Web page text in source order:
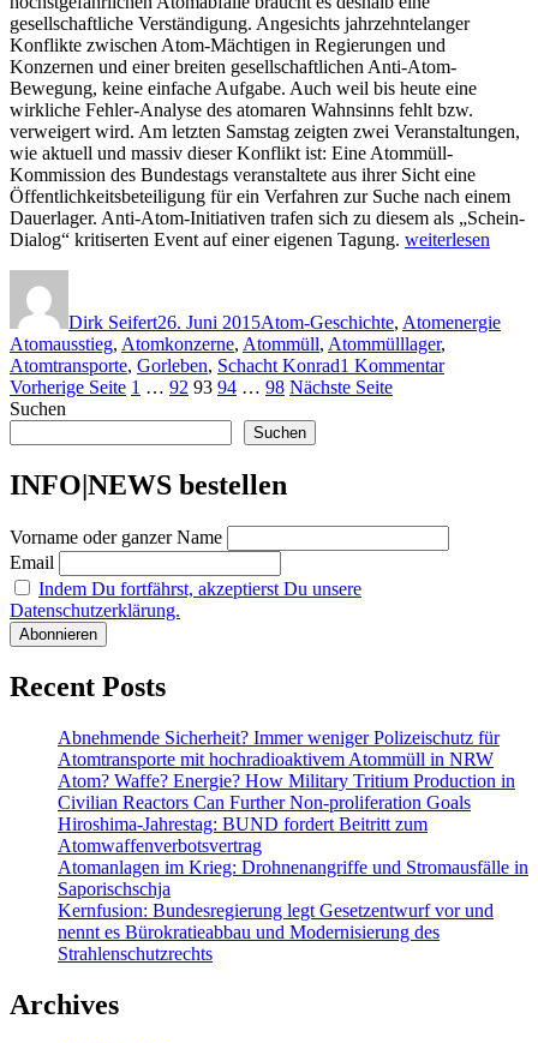
gesellschaftliche Verständigung. Angesichts jahrzehntelanger
Konflikte zwischen Atom-Mächtigen in Regierungen und
Konzernen und einer breiten gesellschaftlichen Anti-Atom-
Bewegung, keine einfache Aufgabe. Auch weil bis heute eine
wirkliche Fehler-Analyse des atomaren Wahnsinns fehlt bzw.
verweigert wird. Am letzten Samstag zeigten zwei Veranstaltungen,
wie aktuell und massiv dieser Konflikt ist: Eine Atommüll-
Kommission des Bundestags veranstaltete aus ihrer Sicht eine
Öffentlichkeitsbeteiligung für ein Verfahren zur Suche nach einem
Dauerlager. Anti-Atom-Initiativen trafen sich zu diesem als „Schein-
Dialog“ kritiserten Event auf einer eigenen Tagung. „Berichte
Atommüll
und
Öffentlichkeit“
weiterlesen
Dirk Seifert26. Juni 2015Atom-Geschichte, Atomenergie
Atomausstieg, Atomkonzerne, Atommüll, Atommülllager,
Atomtransporte, Gorleben, Schacht Konrad1 Kommentarzu
Seitennummerierung
der
Beiträge
Vorherige Seite Seite
1 … Seite
92 Seite
93 Seite
94 … Seite
98 Nächste Seite
Suchen
Suchen
INFO|NEWS bestellen
Vorname oder ganzer Name
Email
Indem Du fortfährst, akzeptierst Du unsere
Datenschutzerklärung.
Recent Posts
Abnehmende Sicherheit? Immer weniger Polizeischutz für
Atomtransporte mit hochradioaktivem Atommüll in NRW
Atom? Waffe? Energie? How Military Tritium Production in
Civilian Reactors Can Further Non-proliferation Goals
Hiroshima-Jahrestag: BUND fordert Beitritt zum
Atomwaffenverbotsvertrag
Atomanlagen im Krieg: Drohnenangriffe und Stromausfälle in
Saporischschja
Kernfusion: Bundesregierung legt Gesetzentwurf vor und
nennt es Bürokratieabbau und Modernisierung des
Strahlenschutzrechts
Archives